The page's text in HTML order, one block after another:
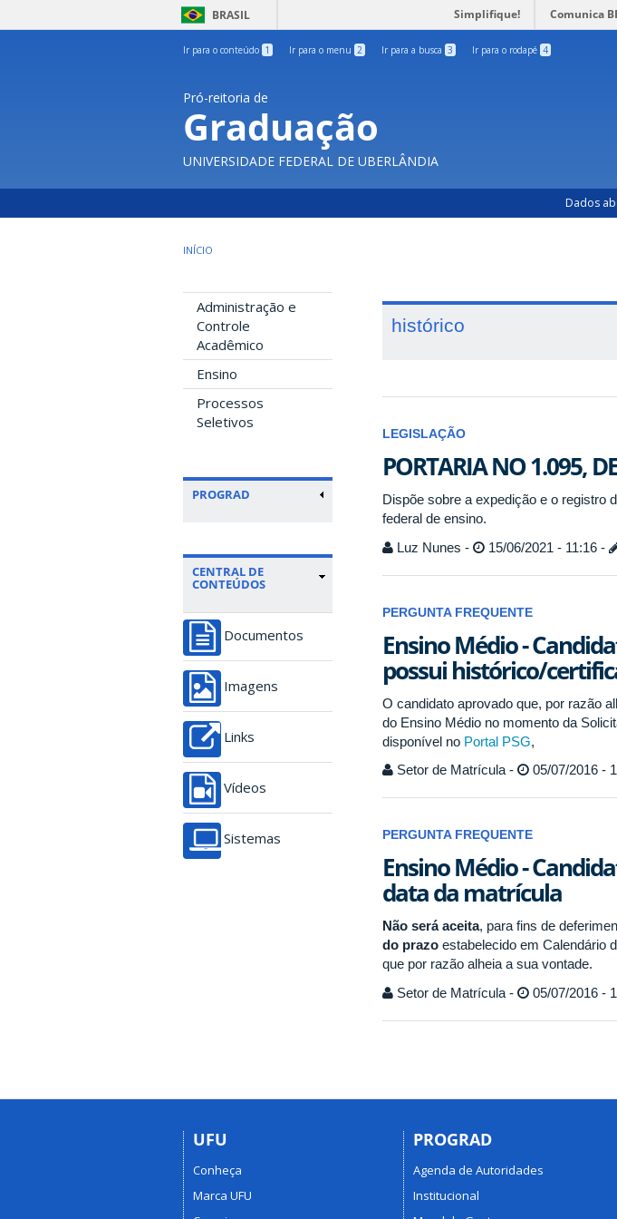
BRASIL Simplifique! Comunica
Ir para o conteúdo 1 Ir para o menu 2 Ir para a busca 3 Ir para o rodapé 4
Pró-reitoria de
Graduação
UNIVERSIDADE FEDERAL DE UBERLÂNDIA
Dados
INÍCIO
Administração e
Controle
Acadêmico
Ensino
Processos
Seletivos
PROGRAD
CENTRAL DE
CONTEÚDOS
Documentos
Imagens
Links
Vídeos
Sistemas
histórico
LEGISLAÇÃO
PORTARIA NO 1.095,
Dispõe sobre a expedição e o registro
federal de ensino.
Luz Nunes -
15/06/2021 - 11:16 -
PERGUNTA FREQUENTE
Ensino Médio -
possui histórico/
O candidato aprovado que, por razão
do Ensino Médio no momento da
disponível no Portal PSG,
Setor de Matrícula -
05/07/2016 -
PERGUNTA FREQUENTE
Ensino Médio -
data da matrícula
Não será aceita, para fins de
do prazo estabelecido em Calendário
que por razão alheia a sua vontade.
Setor de Matrícula -
05/07/2016 -
UFU
Conheça
Marca UFU
PROGRAD
Agenda de Autoridades
Institucional